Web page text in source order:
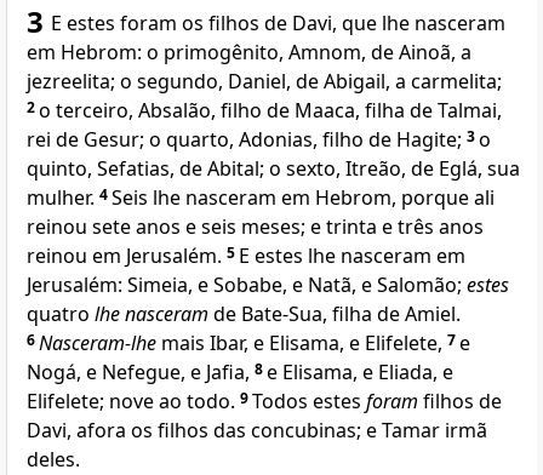
3 E estes foram os filhos de Davi, que lhe nasceram
em Hebrom: o primogênito, Amnom, de Ainoã, a
jezreelita; o segundo, Daniel, de Abigail, a carmelita;
2o terceiro, Absalão, filho de Maaca, filha de Talmai,
rei de Gesur; o quarto, Adonias, filho de Hagite; 3o
quinto, Sefatias, de Abital; o sexto, Itreão, de Eglá, sua
mulher. 4Seis lhe nasceram em Hebrom, porque ali
reinou sete anos e seis meses; e trinta e três anos
reinou em Jerusalém. 5 E estes lhe nasceram em
Jerusalém: Simeia, e Sobabe, e Natã, e Salomão; estes
quatro lhe nasceram de Bate-Sua, filha de Amiel.
6Nasceram-lhe mais Ibar, e Elisama, e Elifelete, 7e
Nogá, e Nefegue, e Jafia, 8e Elisama, e Eliada, e
Elifelete; nove ao todo. 9Todos estes foram filhos de
Davi, afora os filhos das concubinas; e Tamar irmã
deles.